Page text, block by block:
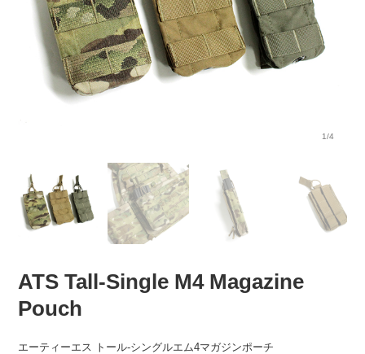
1/4
ATS Tall-Single M4 Magazine
Pouch
エーティーエス トール-シングルエム4マガジンポーチ